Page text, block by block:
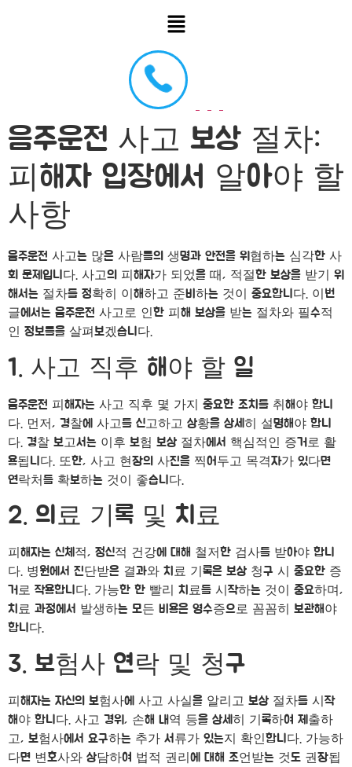
음주운전 사고 보상 절차:
피해자 입장에서 알아야 할
사항
음주운전 사고는 많은 사람들의 생명과 안전을 위협하는 심각한 사
회 문제입니다. 사고의 피해자가 되었을 때, 적절한 보상을 받기 위
해서는 절차를 정확히 이해하고 준비하는 것이 중요합니다. 이번
글에서는 음주운전 사고로 인한 피해 보상을 받는 절차와 필수적
인 정보들을 살펴보겠습니다.
1. 사고 직후 해야 할 일
음주운전 피해자는 사고 직후 몇 가지 중요한 조치를 취해야 합니
다. 먼저, 경찰에 사고를 신고하고 상황을 상세히 설명해야 합니
다. 경찰 보고서는 이후 보험 보상 절차에서 핵심적인 증거로 활
용됩니다. 또한, 사고 현장의 사진을 찍어두고 목격자가 있다면
연락처를 확보하는 것이 좋습니다.
2. 의료 기록 및 치료
피해자는 신체적, 정신적 건강에 대해 철저한 검사를 받아야 합니
다. 병원에서 진단받은 결과와 치료 기록은 보상 청구 시 중요한 증
거로 작용합니다. 가능한 한 빨리 치료를 시작하는 것이 중요하며,
치료 과정에서 발생하는 모든 비용은 영수증으로 꼼꼼히 보관해야
합니다.
3. 보험사 연락 및 청구
피해자는 자신의 보험사에 사고 사실을 알리고 보상 절차를 시작
해야 합니다. 사고 경위, 손해 내역 등을 상세히 기록하여 제출하
고, 보험사에서 요구하는 추가 서류가 있는지 확인합니다. 가능하
다면 변호사와 상담하여 법적 권리에 대해 조언받는 것도 권장됩